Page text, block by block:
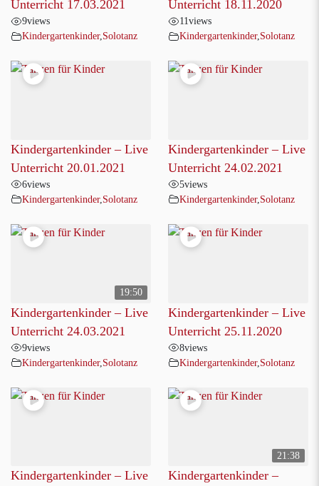
Unterricht 17.03.2021
9views
Kindergartenkinder, Solotanz
Unterricht 18.11.2020
11views
Kindergartenkinder, Solotanz
Kindergartenkinder – Live
Unterricht 20.01.2021
6views
Kindergartenkinder, Solotanz
Kindergartenkinder – Live
Unterricht 24.02.2021
5views
Kindergartenkinder, Solotanz
19:50
Kindergartenkinder – Live
Unterricht 24.03.2021
9views
Kindergartenkinder, Solotanz
Kindergartenkinder – Live
Unterricht 25.11.2020
8views
Kindergartenkinder, Solotanz
Kindergartenkinder – Live
21:38
Kindergartenkinder –